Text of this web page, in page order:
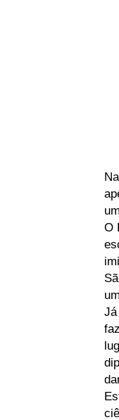
O
Já